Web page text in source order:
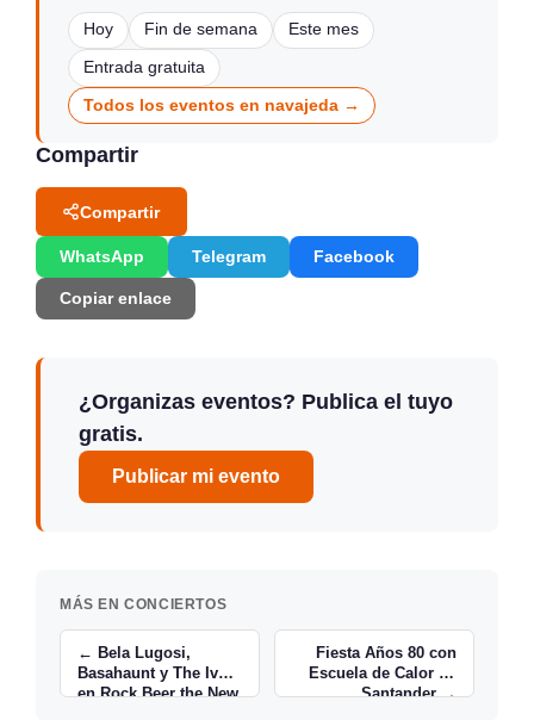
Hoy Fin de semana Este mes
Entrada gratuita
Todos los eventos en navajeda →
Compartir
Compartir
WhatsApp Telegram Facebook
Copiar enlace
¿Organizas eventos? Publica el tuyo
gratis.
Publicar mi evento
MÁS EN CONCIERTOS
← Bela Lugosi,
Basahaunt y The Ivers
en Rock Beer the New
Fiesta Años 80 con
Escuela de Calor en
Santander →